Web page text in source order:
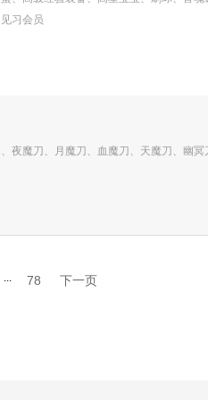
习会员
夜魔刀、月魔刀、血魔刀、天魔刀、幽冥
... 78 下一页